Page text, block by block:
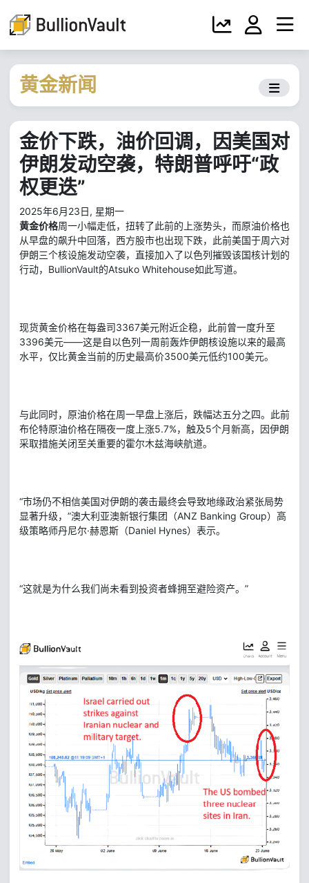
黄金新闻
金价下跌，油价回调，因美国对
伊朗发动空袭，特朗普呼吁“政
权更迭”
2025年6月23日, 星期一
黄金价格周一小幅走低，扭转了此前的上涨势头，而原油价格也
从早盘的飙升中回落，西方股市也出现下跌，此前美国于周六对
伊朗三个核设施发动空袭，直接加入了以色列摧毁该国核计划的
行动，BullionVault的Atsuko Whitehouse如此写道。
现货黄金价格在每盎司3367美元附近企稳，此前曾一度升至
3396美元——这是自以色列一周前轰炸伊朗核设施以来的最高
水平，仅比黄金当前的历史最高价3500美元低约100美元。
与此同时，原油价格在周一早盘上涨后，跌幅达五分之四。此前
布伦特原油价格在隔夜一度上涨5.7%，触及5个月新高，因伊朗
采取措施关闭至关重要的霍尔木兹海峡航道。
“市场仍不相信美国对伊朗的袭击最终会导致地缘政治紧张局势
显著升级，”澳大利亚澳新银行集团（ANZ Banking Group）高
级策略师丹尼尔·赫恩斯（Daniel Hynes）表示。
“这就是为什么我们尚未看到投资者蜂拥至避险资产。”